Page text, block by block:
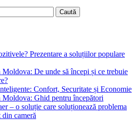
Prezentare a soluțiilor populare
Moldova: De unde să începi și ce trebuie
Confort, Securitate și Economie
Moldova: Ghid pentru începători
– o soluție care soluționează problema
cameră